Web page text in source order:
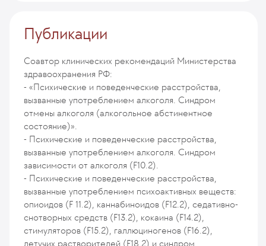
Публикации
Соавтор клинических рекомендаций Министерства
здравоохранения РФ:
- «Психические и поведенческие расстройства,
вызванные употреблением алкоголя. Синдром
отмены алкоголя (алкогольное абстинентное
состояние)».
- Психические и поведенческие расстройства,
вызванные употреблением алкоголя. Синдром
зависимости от алкоголя (F10.2).
- Психические и поведенческие расстройства,
вызванные употреблением психоактивных веществ:
опиоидов (F 11.2), каннабиноидов (F12.2), седативно-
снотворных средств (F13.2), кокаина (F14.2),
стимуляторов (F15.2), галлюциногенов (F16.2),
летучих растворителей (F18.2) и синдром